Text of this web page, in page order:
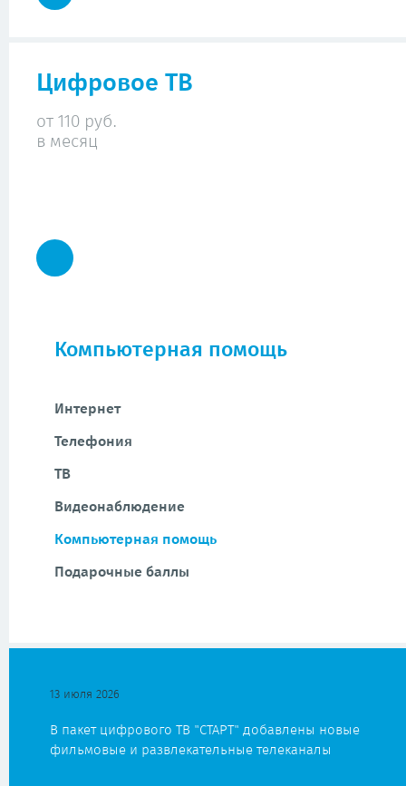
Компьютерная помощь
Интернет
Телефония
ТВ
Видеонаблюдение
Компьютерная помощь
Подарочные баллы
13 июля 2026
В пакет цифрового ТВ "СТАРТ" добавлены новые
фильмовые и развлекательные телеканалы
Цифровое ТВ
от 110 руб.
в месяц